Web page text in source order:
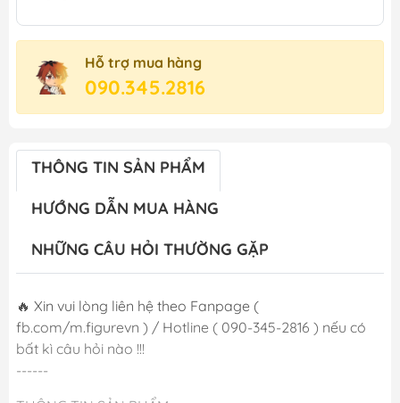
Hỗ trợ mua hàng
090.345.2816
THÔNG TIN SẢN PHẨM
HƯỚNG DẪN MUA HÀNG
NHỮNG CÂU HỎI THƯỜNG GẶP
🔥 Xin vui lòng liên hệ theo Fanpage (
fb.com/m.figurevn ) / Hotline ( 090-345-2816 ) nếu có
bất kì câu hỏi nào !!!
------